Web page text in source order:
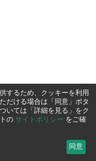
するため、クッキーを利用
だける場合は「同意」ボタ
いては「詳細を見る」をク
の サイトポリシー をご確
同意